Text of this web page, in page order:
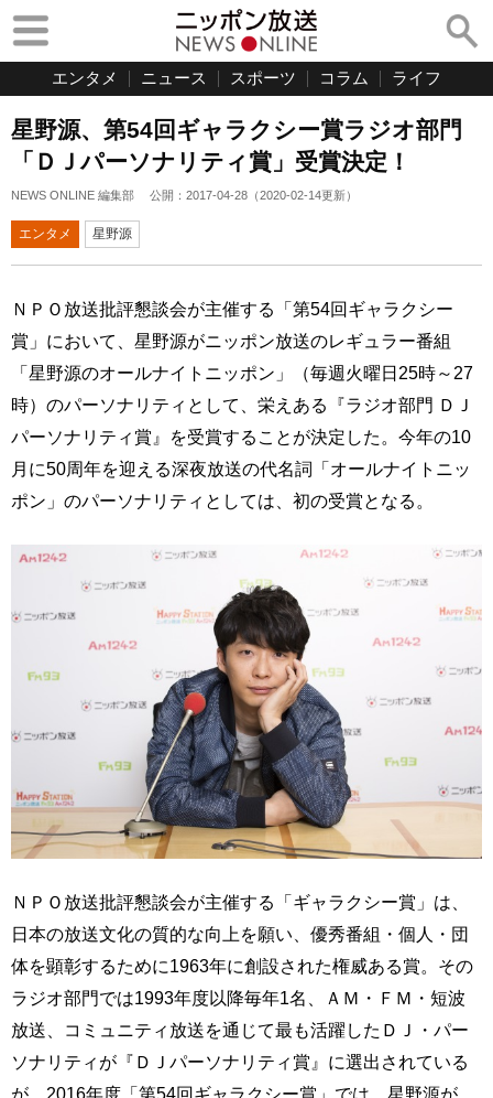
エンタメ ニュース スポーツ コラム ライフ
星野源、第54回ギャラクシー賞ラジオ部門
「ＤＪパーソナリティ賞」受賞決定！
NEWS ONLINE 編集部 公開： 2017-04-28 （2020-02-14更新）
エンタメ 星野源
ＮＰＯ放送批評懇談会が主催する「第54回ギャラクシー
賞」において、星野源がニッポン放送のレギュラー番組
「星野源のオールナイトニッポン」（毎週火曜日25時～27
時）のパーソナリティとして、栄えある『ラジオ部門 ＤＪ
パーソナリティ賞』を受賞することが決定した。今年の10
月に50周年を迎える深夜放送の代名詞「オールナイトニッ
ポン」のパーソナリティとしては、初の受賞となる。
ＮＰＯ放送批評懇談会が主催する「ギャラクシー賞」は、
日本の放送文化の質的な向上を願い、優秀番組・個人・団
体を顕彰するために1963年に創設された権威ある賞。その
ラジオ部門では1993年度以降毎年1名、ＡＭ・ＦＭ・短波
放送、コミュニティ放送を通じて最も活躍したＤＪ・パー
ソナリティが『ＤＪパーソナリティ賞』に選出されている
が、2016年度「第54回ギャラクシー賞」では、星野源が